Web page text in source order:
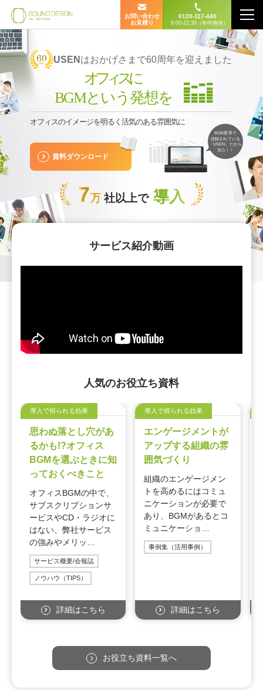
お問い合わせ
お見積り
0120-117-440
9:00-22:30（年中無休）
USEN はおかげさまで60周年を迎えました
オフィスに
BGMという発想を
オフィスのイメージを明るく活気のある雰囲気に
資料ダウンロード
BGM業界で
信頼されている
「USEN」だから
安心！！
7万 社以上で 導入
サービス紹介動画
人気のお役立ち資料
導入で得られる効果
思わぬ落とし穴があ
るかも!?オフィス
BGMを選ぶときに知
っておくべきこと
オフィスBGMの中で、
サブスクリプションサ
ービスやCD・ラジオに
はない、弊社サービス
の強みやメリッ…
サービス概要/会報誌
ノウハウ（TIPS）
詳細はこちら
導入で得られる効果
エンゲージメントが
アップする組織の雰
囲気づくり
組織のエンゲージメン
トを高めるにはコミュ
ニケーションが必要で
あり、BGMがあるとコ
ミュニケーショ…
事例集（活用事例）
詳細はこちら
お役立ち資料一覧へ